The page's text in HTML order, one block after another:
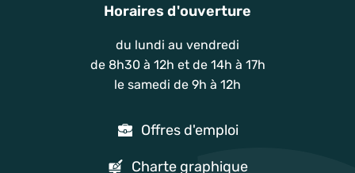
Horaires d'ouverture
du lundi au vendredi
de 8h30 à 12h et de 14h à 17h
le samedi de 9h à 12h
Offres d'emploi
Charte graphique